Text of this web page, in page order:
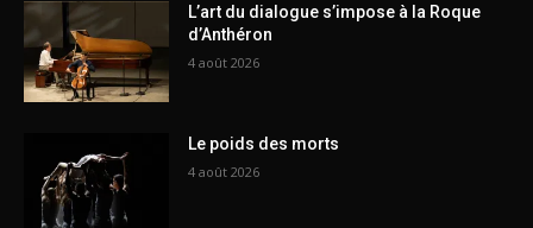
L’art du dialogue s’impose à la Roque
d’Anthéron
4 août 2026
Le poids des morts
4 août 2026